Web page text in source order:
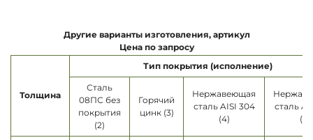
Другие варианты изготовления, артикул
Цена по запросу
Толщина
Тип покрытия (исполнение)
Сталь
08ПС без
покрытия
(2)
Горячий
цинк (3)
Нержавеющая
сталь AISI 304
(4)
сталь
(5)